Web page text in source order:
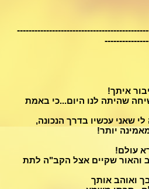
איתך!
שהיתה לנו היום...כי באמת
שאני עכשיו בדרך הנכונה,
יותר!
עולם!
והאור שקיים אצל הקב"ה לתת
ואוהב אותך